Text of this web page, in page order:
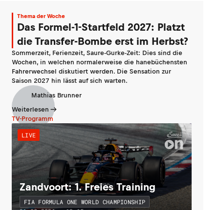
Thema der Woche
Das Formel-1-Startfeld 2027: Platzt
die Transfer-Bombe erst im Herbst?
Sommerzeit, Ferienzeit, Saure-Gurke-Zeit: Dies sind die
Wochen, in welchen normalerweise die hanebüchensten
Fahrerwechsel diskutiert werden. Die Sensation zur
Saison 2027 hin lässt auf sich warten.
Mathias Brunner
Weiterlesen
TV-Programm
LIVE
Zandvoort: 1. Freies Training
FIA FORMULA ONE WORLD CHAMPIONSHIP